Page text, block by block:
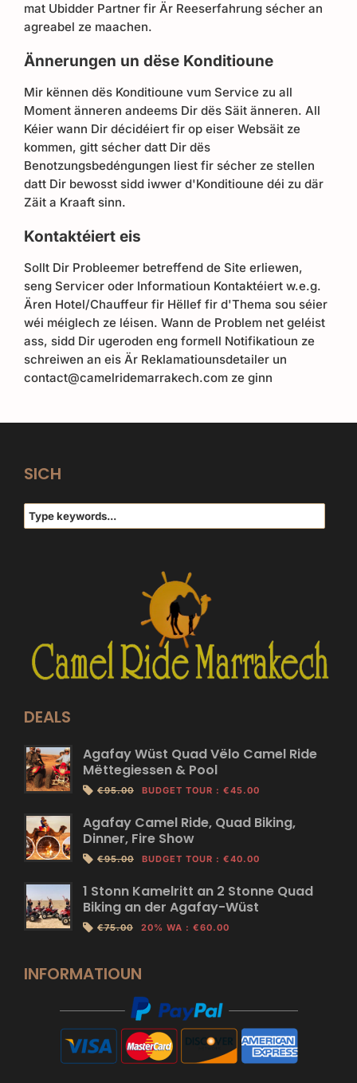
mat Ubidder Partner fir Är Reeserfahrung sécher an
agreabel ze maachen.
Ännerungen un dëse Konditioune
Mir kënnen dës Konditioune vum Service zu all
Moment änneren andeems Dir dës Säit änneren. All
Kéier wann Dir décidéiert fir op eiser Websäit ze
kommen, gitt sécher datt Dir dës
Benotzungsbedéngungen liest fir sécher ze stellen
datt Dir bewosst sidd iwwer d'Konditioune déi zu där
Zäit a Kraaft sinn.
Kontaktéiert eis
Sollt Dir Probleemer betreffend de Site erliewen,
seng Servicer oder Informatioun Kontaktéiert w.e.g.
Ären Hotel/Chauffeur fir Hëllef fir d'Thema sou séier
wéi méiglech ze léisen. Wann de Problem net geléist
ass, sidd Dir ugeroden eng formell Notifikatioun ze
schreiwen an eis Är Reklamatiounsdetailer un
contact@camelridemarrakech.com ze ginn
SICH
DEALS
Agafay Wüst Quad Vëlo Camel Ride
Mëttegiessen & Pool
€95.00 BUDGET TOUR : €45.00
Agafay Camel Ride, Quad Biking,
Dinner, Fire Show
€95.00 BUDGET TOUR : €40.00
1 Stonn Kamelritt an 2 Stonne Quad
Biking an der Agafay-Wüst
€75.00 20% WA : €60.00
INFORMATIOUN